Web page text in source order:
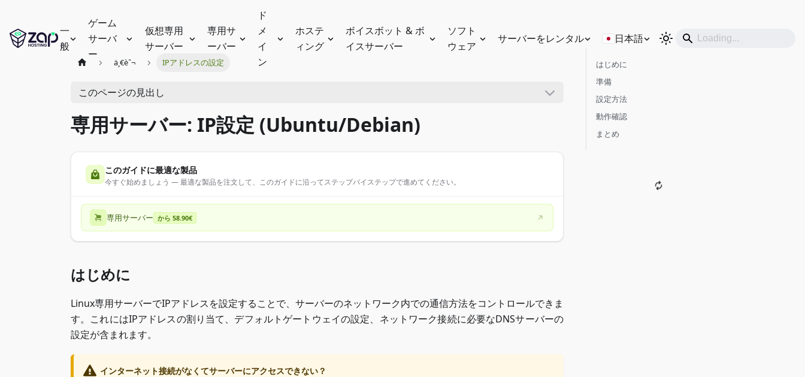
一
般
ゲーム
サーバ
ー
仮想専用
サーバー
専用サ
ーバー
ド
メ
イ
ン
ホステ
ィング
ボイスボット & ボ
イスサーバー
ソフト
ウェア
サーバーをレンタル 日本語
ä¸€èˆ¬ IPアドレスの設定
このページの見出し
専用サーバー: IP設定 (Ubuntu/Debian)
このガイドに最適な製品
今すぐ始めましょう — 最適な製品を注文して、このガイドに沿ってステップバイステップで進めてください。
専用サーバー から 58.90€
はじめに
Linux専用サーバーでIPアドレスを設定することで、サーバーのネットワーク内での通信方法をコントロールできま
す。これにはIPアドレスの割り当て、デフォルトゲートウェイの設定、ネットワーク接続に必要なDNSサーバーの
設定が含まれます。
インターネット接続がなくてサーバーにアクセスできない？
はじめに
準備
設定方法
動作確認
まとめ